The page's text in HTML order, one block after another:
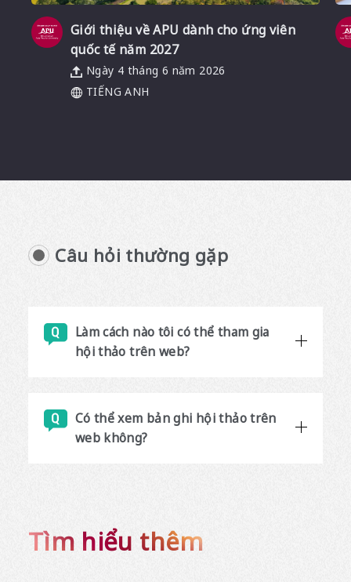
Giới thiệu về APU dành cho ứng viên
quốc tế năm 2027
Ngày 4 tháng 6 năm 2026
TIẾNG ANH
Câu hỏi thường gặp
Làm cách nào tôi có thể tham gia
hội thảo trên web?
Có thể xem bản ghi hội thảo trên
web không?
Tìm hiểu thêm